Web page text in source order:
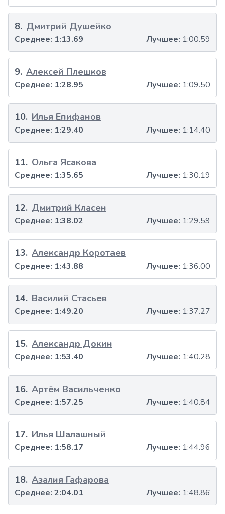
8. Дмитрий Душейко
Среднее: 1:13.69 Лучшее: 1:00.59
9. Алексей Плешков
Среднее: 1:28.95 Лучшее: 1:09.50
10. Илья Епифанов
Среднее: 1:29.40 Лучшее: 1:14.40
11. Ольга Ясакова
Среднее: 1:35.65 Лучшее: 1:30.19
12. Дмитрий Класен
Среднее: 1:38.02 Лучшее: 1:29.59
13. Александр Коротаев
Среднее: 1:43.88 Лучшее: 1:36.00
14. Василий Стасьев
Среднее: 1:49.20 Лучшее: 1:37.27
15. Александр Докин
Среднее: 1:53.40 Лучшее: 1:40.28
16. Артём Васильченко
Среднее: 1:57.25 Лучшее: 1:40.84
17. Илья Шалашный
Среднее: 1:58.17 Лучшее: 1:44.96
18. Азалия Гафарова
Среднее: 2:04.01 Лучшее: 1:48.86